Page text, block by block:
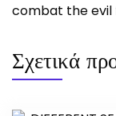
combat the evil
Σχετικά